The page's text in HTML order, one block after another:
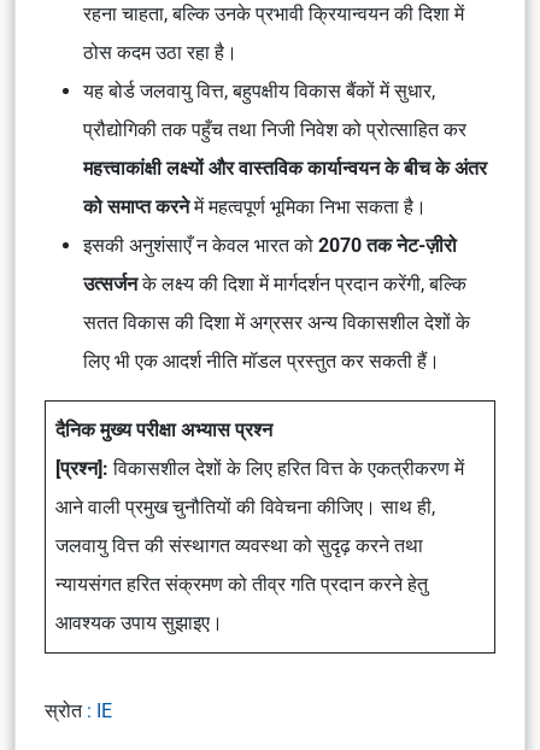
रहना चाहता, बल्कि उनके प्रभावी क्रियान्वयन की दिशा में
ठोस कदम उठा रहा है।
यह बोर्ड जलवायु वित्त, बहुपक्षीय विकास बैंकों में सुधार,
प्रौद्योगिकी तक पहुँच तथा निजी निवेश को प्रोत्साहित कर
महत्त्वाकांक्षी लक्ष्यों और वास्तविक कार्यान्वयन के बीच के अंतर
को समाप्त करनेमें महत्वपूर्ण भूमिका निभा सकता है।
इसकी अनुशंसाएँ न केवल भारत को 2070 तक नेट-ज़ीरो
उत्सर्जनके लक्ष्य की दिशा में मार्गदर्शन प्रदान करेंगी, बल्कि
सतत विकास की दिशा में अग्रसर अन्य विकासशील देशों के
लिए भी एक आदर्श नीति मॉडल प्रस्तुत कर सकती हैं।
दैनिक मुख्य परीक्षा अभ्यास प्रश्न
[प्रश्न]:विकासशील देशों के लिए हरित वित्त के एकत्रीकरण में
आने वाली प्रमुख चुनौतियों की विवेचना कीजिए। साथ ही,
जलवायु वित्त की संस्थागत व्यवस्था को सुदृढ़ करने तथा
न्यायसंगत हरित संक्रमण को तीव्र गति प्रदान करने हेतु
आवश्यक उपाय सुझाइए।
स्रोत : IE